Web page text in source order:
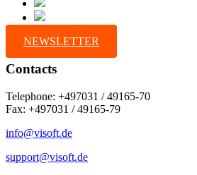
NEWSLETTER
Contacts
Telephone: +497031 / 49165-70
Fax: +497031 / 49165-79
info@visoft.de
support@visoft.de